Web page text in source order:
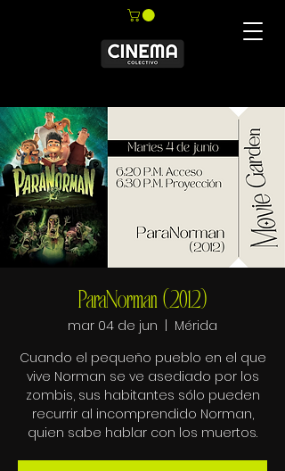
ParaNorman (2012)
mar 04 de jun
Mérida
Cuando el pequeño pueblo en el que
vive Norman se ve asediado por los
zombis, sus habitantes sólo pueden
recurrir al incomprendido Norman,